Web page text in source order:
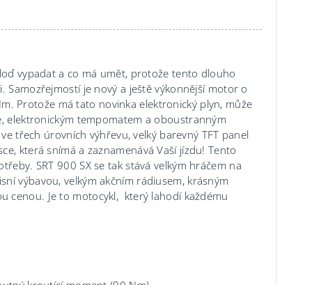
vypadat a co má umět, protože tento dlouho
Samozřejmostí je nový a ještě výkonnější motor o
Protože má tato novinka elektronický plyn, může
elektronickým tempomatem a oboustranným
třech úrovních výhřevu, velký barevný TFT panel
která snímá a zaznamenává Vaší jízdu! Tento
SRT 900 SX se tak stává velkým hráčem na
výbavou, velkým akčním rádiusem, krásným
cenou. Je to motocykl, který lahodí každému